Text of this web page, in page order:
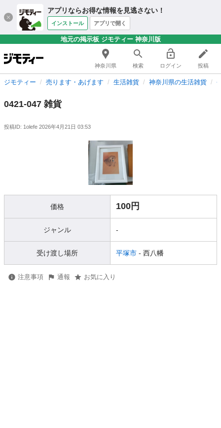
アプリならお得な情報を見逃さない！
インストール アプリで開く
地元の掲示板 ジモティー 神奈川版
神奈川県 検索 ログイン 投稿
ジモティー 売ります・あげます 生活雑貨 神奈川県の生活雑貨
0421-047 雑貨
投稿ID: 1olefe 2026年4月21日 03:53
価格 100円
ジャンル -
受け渡し場所 平塚市 - 西八幡
注意事項 通報 お気に入り